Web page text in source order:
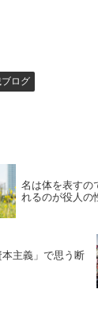
ログ
名は体を表すの
れるのが役人の
主義」で思う断